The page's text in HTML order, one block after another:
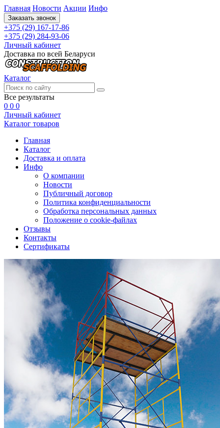
Главная Новости Акции Инфо
Заказать звонок
+375 (29) 167-17-86
+375 (29) 284-93-06
Личный кабинет
Доставка по всей Беларуси
Каталог
Все результаты
0 0 0
Личный кабинет
Каталог товаров
Главная
Каталог
Доставка и оплата
Инфо
О компании
Новости
Публичный договор
Политика конфиденциальности
Обработка персональных данных
Положение о cookie-файлах
Отзывы
Контакты
Сертификаты